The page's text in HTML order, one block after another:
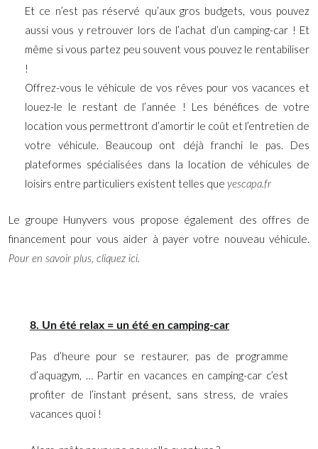
Et ce n’est pas réservé qu’aux gros budgets, vous pouvez
aussi vous y retrouver lors de l’achat d’un camping-car ! Et
même si vous partez peu souvent vous pouvez le rentabiliser
!
Offrez-vous le véhicule de vos rêves pour vos vacances et
louez-le le restant de l’année ! Les bénéfices de votre
location vous permettront d’amortir le coût et l’entretien de
votre véhicule. Beaucoup ont déjà franchi le pas. Des
plateformes spécialisées dans la location de véhicules de
loisirs entre particuliers existent telles queyescapa.fr
Le groupe Hunyvers vous propose également des offres de
financement pour vous aider à payer votre nouveau véhicule.
Pour en savoir plus, cliquez ici.
8. Un été relax = un été en camping-car
Pas d’heure pour se restaurer, pas de programme
d’aquagym, … Partir en vacances en camping-car c’est
profiter de l’instant présent, sans stress, de vraies
vacances quoi !